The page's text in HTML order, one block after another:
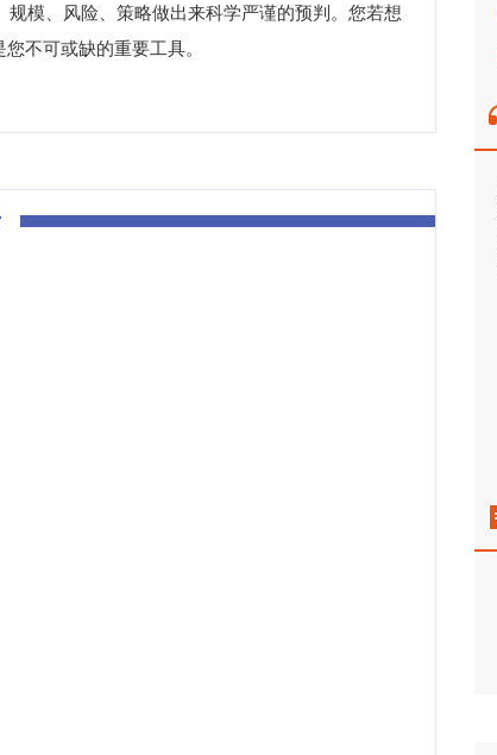
模、风险、策略做出来科学严谨的预判。您若想
不可或缺的重要工具。